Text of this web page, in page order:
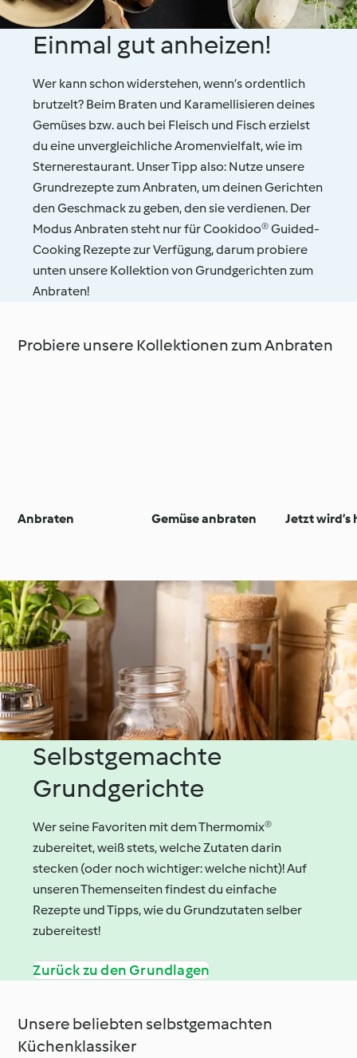
Einmal gut anheizen!
Wer kann schon widerstehen, wenn’s ordentlich
brutzelt? Beim Braten und Karamellisieren deines
Gemüses bzw. auch bei Fleisch und Fisch erzielst
du eine unvergleichliche Aromenvielfalt, wie im
Sternerestaurant. Unser Tipp also: Nutze unsere
Grundrezepte zum Anbraten, um deinen Gerichten
den Geschmack zu geben, den sie verdienen. Der
Modus Anbraten steht nur für Cookidoo® Guided-
Cooking Rezepte zur Verfügung, darum probiere
unten unsere Kollektion von Grundgerichten zum
Anbraten!
Probiere unsere Kollektionen zum Anbraten
Anbraten Gemüse anbraten Jetzt wird’s
Selbstgemachte
Grundgerichte
Wer seine Favoriten mit dem Thermomix®
zubereitet, weiß stets, welche Zutaten darin
stecken (oder noch wichtiger: welche nicht)! Auf
unseren Themenseiten findest du einfache
Rezepte und Tipps, wie du Grundzutaten selber
zubereitest!
Zurück zu den Grundlagen
Unsere beliebten selbstgemachten
Küchenklassiker